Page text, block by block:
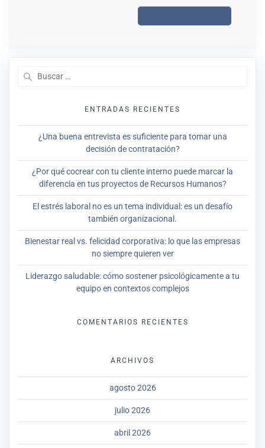
ENTRADAS RECIENTES
¿Una buena entrevista es suficiente para tomar una
decisión de contratación?
¿Por qué cocrear con tu cliente interno puede marcar la
diferencia en tus proyectos de Recursos Humanos?
El estrés laboral no es un tema individual: es un desafío
también organizacional.
Bienestar real vs. felicidad corporativa: lo que las empresas
no siempre quieren ver
Liderazgo saludable: cómo sostener psicológicamente a tu
equipo en contextos complejos
COMENTARIOS RECIENTES
ARCHIVOS
agosto 2026
julio 2026
abril 2026